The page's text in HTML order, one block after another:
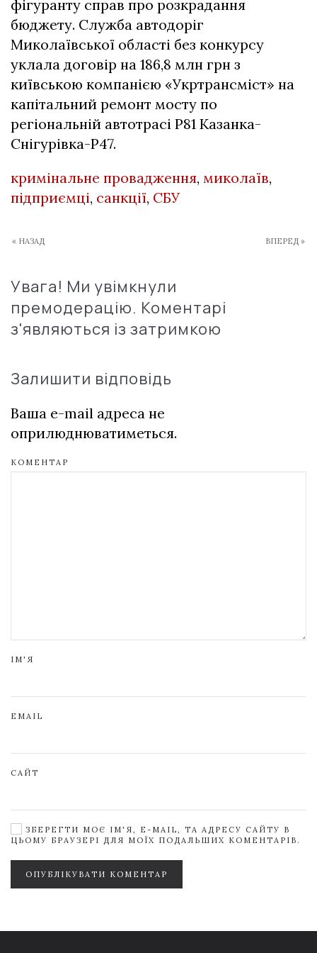
фігуранту справ про розкрадання
бюджету. Служба автодоріг
Миколаївської області без конкурсу
уклала договір на 186,8 млн грн з
київською компанією «Укртрансміст» на
капітальний ремонт мосту по
регіональній автотрасі Р81 Казанка-
Снігурівка-Р47.
кримінальне провадження, миколаїв,
підприємці, санкції, СБУ
« НАЗАД ВПЕРЕД »
Увага! Ми увімкнули
премодерацію. Коментарі
з'являються із затримкою
Залишити відповідь
Ваша e-mail адреса не
оприлюднюватиметься.
КОМЕНТАР
ІМ'Я
EMAIL
САЙТ
ЗБЕРЕГТИ МОЄ ІМ'Я, E-MAIL, ТА АДРЕСУ САЙТУ В
ЦЬОМУ БРАУЗЕРІ ДЛЯ МОЇХ ПОДАЛЬШИХ КОМЕНТАРІВ.
ОПУБЛІКУВАТИ КОМЕНТАР